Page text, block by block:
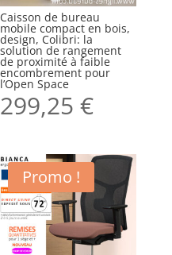
Caisson de bureau
mobile compact en bois,
design, Colibri: la
solution de rangement
de proximité à faible
encombrement pour
l’Open Space
299,25€
Promo !